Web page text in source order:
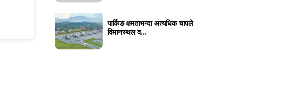
पार्किङ क्षमताभन्दा अत्यधिक चापले
विमानस्थल व...